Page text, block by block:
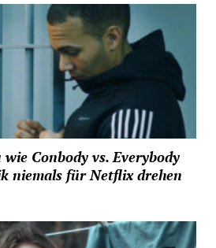
Conbody vs. Everybody
niemals für Netflix drehen